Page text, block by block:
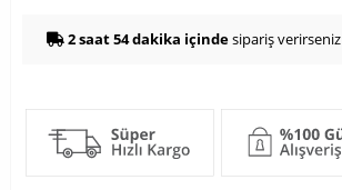
2 saat 54 dakika içindesipariş verirseniz